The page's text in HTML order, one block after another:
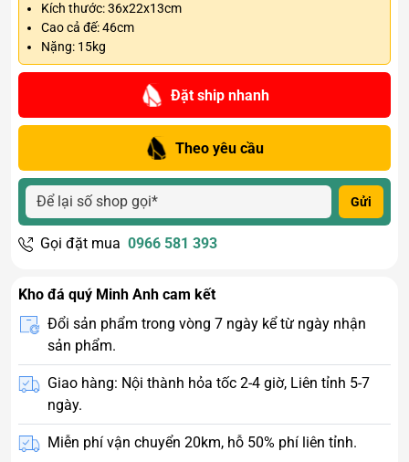
Kích thước: 36x22x13cm
Cao cả đế: 46cm
Nặng: 15kg
Đặt ship nhanh
Theo yêu cầu
Gửi
Gọi đặt mua 0966 581 393
Kho đá quý Minh Anh cam kết
Đổi sản phẩm trong vòng 7 ngày kể từ ngày nhận
sản phẩm.
Giao hàng: Nội thành hỏa tốc 2-4 giờ, Liên tỉnh 5-7
ngày.
Miễn phí vận chuyển 20km, hỗ 50% phí liên tỉnh.